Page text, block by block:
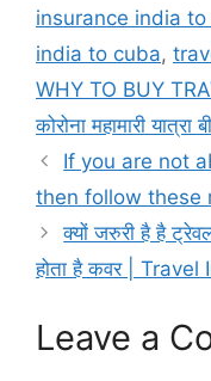
insurance india
india to cuba,
WHY TO BUY
कोरोना महामारी यात्रा
If you are not
then follow these
क्यों जरुरी है है
होता है कवर |
Leave a